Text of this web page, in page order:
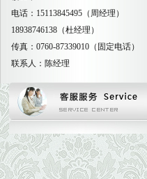
电话：15113845495（周经理）
18938746138（杜经理）
传真：0760-87339010（固定电话）
联系人：陈经理